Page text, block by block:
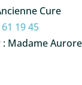
Cure
19 45
Madame Aurore